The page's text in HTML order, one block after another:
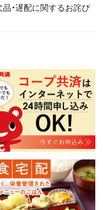
・遅配に関するお詫び